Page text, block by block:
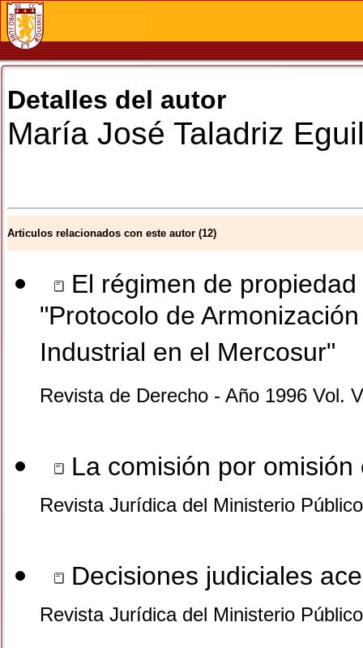
Detalles del autor
María José Taladriz
Articulos relacionados con este autor (12)
El régimen de
"Protocolo de
Industrial en el Mercosur"
Revista de Derecho - Año 1996 Vol.
La comisión por
Revista Jurídica del Ministerio
Decisiones judiciales
Revista Jurídica del Ministerio